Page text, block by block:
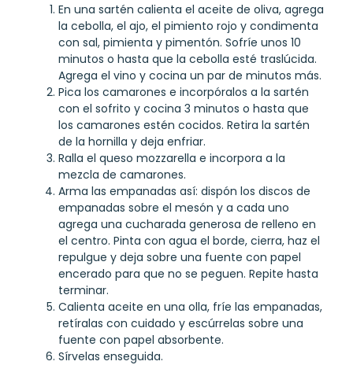
En una sartén calienta el aceite de oliva, agrega
la cebolla, el ajo, el pimiento rojo y condimenta
con sal, pimienta y pimentón. Sofríe unos 10
minutos o hasta que la cebolla esté traslúcida.
Agrega el vino y cocina un par de minutos más.
Pica los camarones e incorpóralos a la sartén
con el sofrito y cocina 3 minutos o hasta que
los camarones estén cocidos. Retira la sartén
de la hornilla y deja enfriar.
Ralla el queso mozzarella e incorpora a la
mezcla de camarones.
Arma las empanadas así: dispón los discos de
empanadas sobre el mesón y a cada uno
agrega una cucharada generosa de relleno en
el centro. Pinta con agua el borde, cierra, haz el
repulgue y deja sobre una fuente con papel
encerado para que no se peguen. Repite hasta
terminar.
Calienta aceite en una olla, fríe las empanadas,
retíralas con cuidado y escúrrelas sobre una
fuente con papel absorbente.
Sírvelas enseguida.